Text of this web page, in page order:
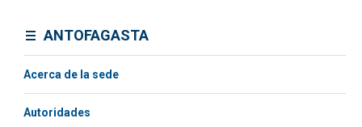
ANTOFAGASTA
Acerca de la sede
Autoridades